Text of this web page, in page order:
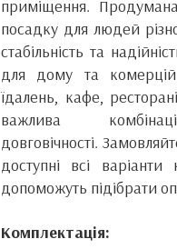
приміщення.
посадку для людей
стабільність та
для дому та
їдалень, кафе,
важлива
довговічності.
доступні всі
допоможуть підібрати
Комплектація: